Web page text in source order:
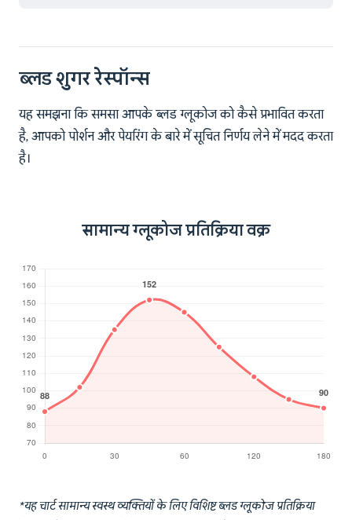
ब्लड शुगर रेस्पॉन्स
यह समझना कि समसा आपके ब्लड ग्लूकोज को कैसे प्रभावित करता
है, आपको पोर्शन और पेयरिंग के बारे में सूचित निर्णय लेने में मदद करता
है।
सामान्य ग्लूकोज प्रतिक्रिया वक्र
*यह चार्ट सामान्य स्वस्थ व्यक्तियों के लिए विशिष्ट ब्लड ग्लूकोज प्रतिक्रिया